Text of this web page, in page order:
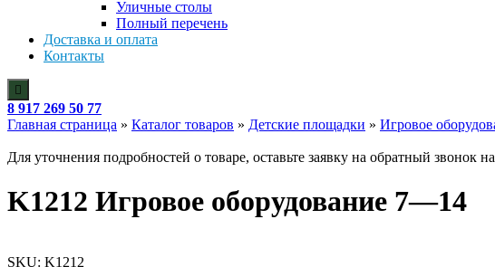
Уличные столы
Полный перечень
Доставка и оплата
Контакты
8 917 269 50 77
Главная страница » Каталог товаров » Детские площадки » Игровое
Для уточнения подробностей о товаре, оставьте заявку на обратный звонок
K1212 Игровое оборудование 7—14
SKU: K1212